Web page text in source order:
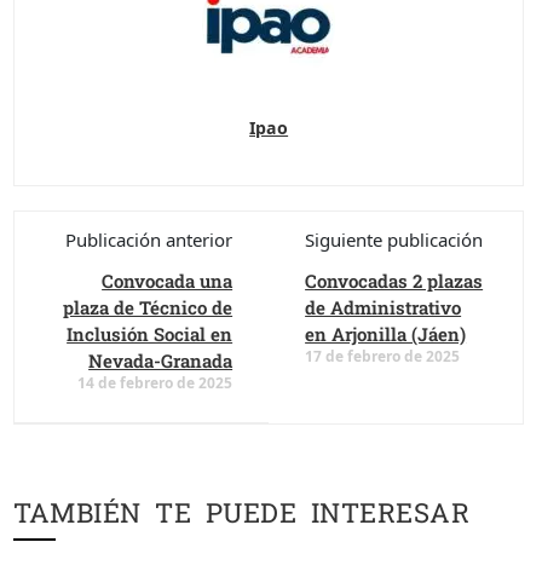
Ipao
Publicación anterior
Convocada una
plaza de Técnico de
Inclusión Social en
Nevada-Granada
14 de febrero de 2025
Siguiente publicación
Convocadas 2 plazas
de Administrativo
en Arjonilla (Jáen)
17 de febrero de 2025
TAMBIÉN TE PUEDE INTERESAR